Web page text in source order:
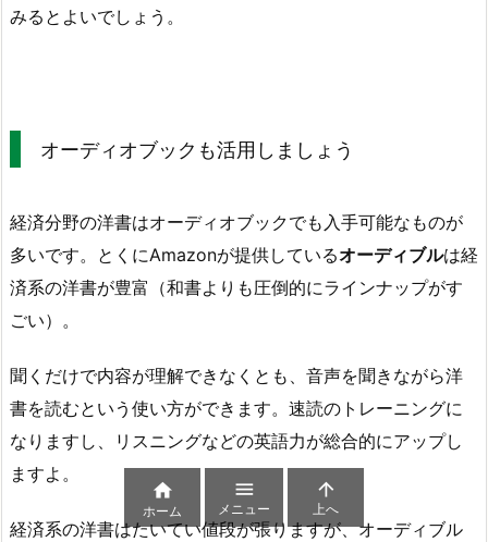
みるとよいでしょう。
オーディオブックも活用しましょう
経済分野の洋書はオーディオブックでも入手可能なものが
多いです。とくにAmazonが提供しているオーディブルは経
済系の洋書が豊富（和書よりも圧倒的にラインナップがす
ごい）。
聞くだけで内容が理解できなくとも、音声を聞きながら洋
書を読むという使い方ができます。速読のトレーニングに
なりますし、リスニングなどの英語力が総合的にアップし
ますよ。
経済系の洋書はたいてい値段が張りますが、オーディブル

ホーム

メニュー

上へ